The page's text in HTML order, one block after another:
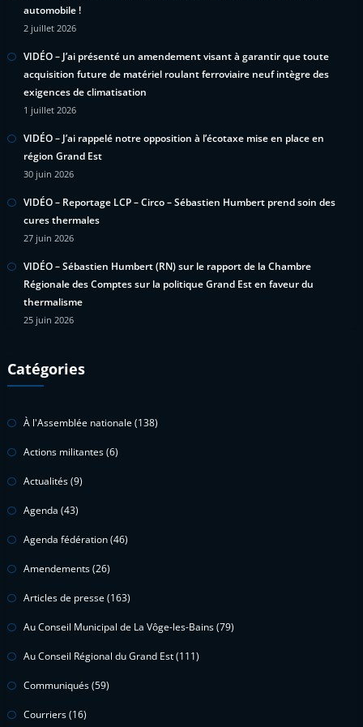
automobile !
2 juillet 2026
VIDÉO – J’ai présenté un amendement visant à garantir que toute
acquisition future de matériel roulant ferroviaire neuf intègre des
exigences de climatisation
1 juillet 2026
VIDÉO – J’ai rappelé notre opposition à l’écotaxe mise en place en
région Grand Est
30 juin 2026
VIDÉO – Reportage LCP – Circo – Sébastien Humbert prend soin des
cures thermales
27 juin 2026
VIDÉO – Sébastien Humbert (RN) sur le rapport de la Chambre
Régionale des Comptes sur la politique Grand Est en faveur du
thermalisme
25 juin 2026
Catégories
À l'Assemblée nationale (138)
Actions militantes(6)
Actualités(9)
Agenda (43)
Agenda fédération(46)
Amendements(26)
Articles de presse (163)
Au Conseil Municipal de La Vôge-les-Bains(79)
Au Conseil Régional du Grand Est(111)
Communiqués(59)
Courriers(16)